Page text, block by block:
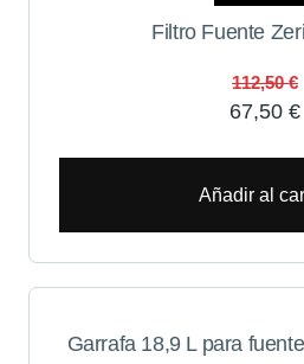
Filtro Fuente
112,50€
67,50 €
Añadir al
Garrafa 18,9 L para